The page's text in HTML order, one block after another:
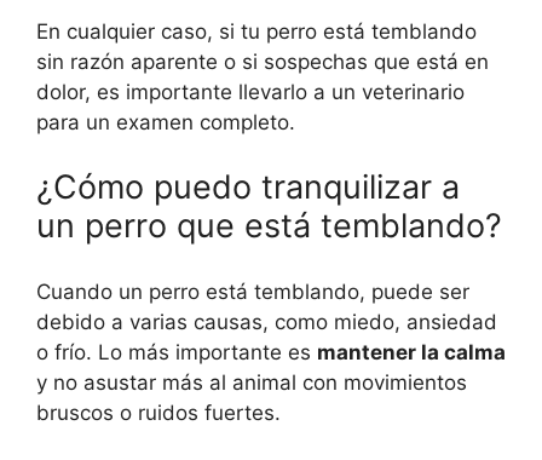
En cualquier caso, si tu perro está temblando
sin razón aparente o si sospechas que está en
dolor, es importante llevarlo a un veterinario
para un examen completo.
¿Cómo puedo tranquilizar a
un perro que está temblando?
Cuando un perro está temblando, puede ser
debido a varias causas, como miedo, ansiedad
o frío. Lo más importante es mantener la calma
y no asustar más al animal con movimientos
bruscos o ruidos fuertes.